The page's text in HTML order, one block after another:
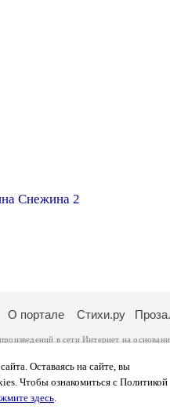
Снежина 2
Оставаясь на сайте, вы
Чтобы ознакомиться с Политикой
здесь.
О портале Стихи.ру
в сети Интернет на
только с согласия его автора, к
законодательства
более подробнуюинформацию о
более полумиллиона
и количество посетителей.